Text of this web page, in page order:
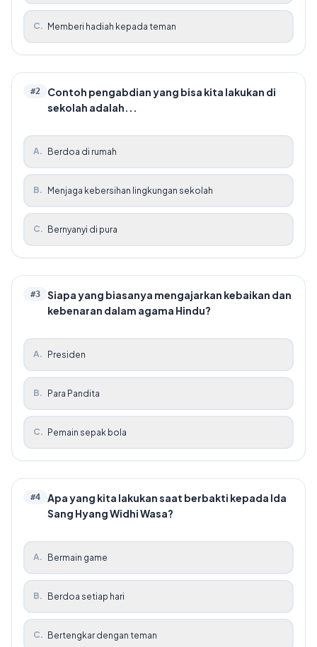
C. Memberi hadiah kepada teman
#2
Contoh pengabdian yang bisa kita lakukan di
sekolah adalah...
A. Berdoa di rumah
B. Menjaga kebersihan lingkungan sekolah
C. Bernyanyi di pura
#3
Siapa yang biasanya mengajarkan kebaikan dan
kebenaran dalam agama Hindu?
A. Presiden
B. Para Pandita
C. Pemain sepak bola
#4
Apa yang kita lakukan saat berbakti kepada Ida
Sang Hyang Widhi Wasa?
A. Bermain game
B. Berdoa setiap hari
C. Bertengkar dengan teman